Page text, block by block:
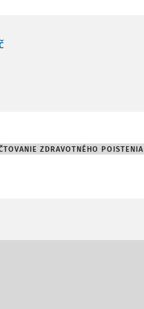
ZDRAVOTNÉHO POISTENIA